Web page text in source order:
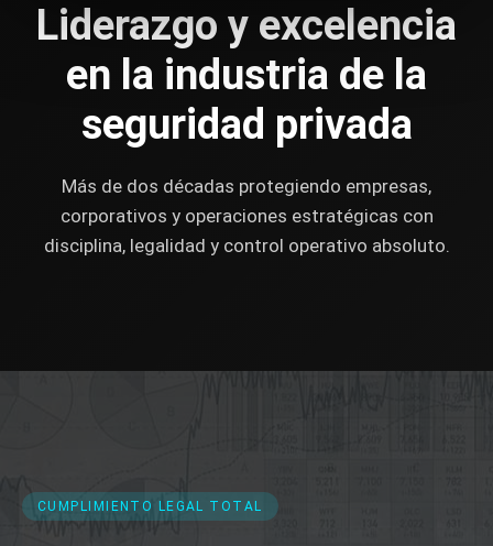
Liderazgo y excelencia
en la industria de la
seguridad privada
Más de dos décadas protegiendo empresas,
corporativos y operaciones estratégicas con
disciplina, legalidad y control operativo absoluto.
CUMPLIMIENTO LEGAL TOTAL